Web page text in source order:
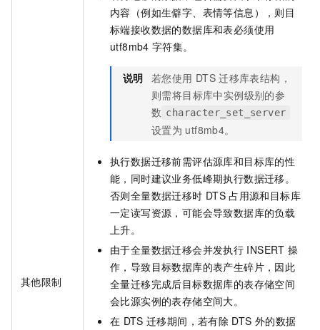
其他限制
内容（例如生僻字、表情等信息），则目
标端接收数据的数据库和表必须使用
utf8mb4 字符集。
说明 若您使用 DTS 迁移库表结构，
则需将目标库中实例级别的参
数 character_set_server
设置为 utf8mb4。
执行数据迁移前需评估源库和目标库的性
能，同时建议业务低峰期执行数据迁移。
否则全量数据迁移时 DTS 占用源和目标库
一定读写资源，可能会导致数据库的负载
上升。
由于全量数据迁移会并发执行 INSERT 操
作，导致目标数据库的表产生碎片，因此
全量迁移完成后目标数据库的表存储空间
会比源实例的表存储空间大。
在 DTS 迁移期间，若有除 DTS 外的数据